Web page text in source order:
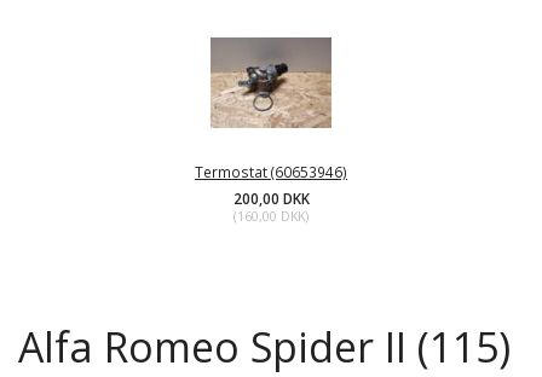
Termostat (60653946)
200,00 DKK
(160,00 DKK)
Alfa Romeo Spider II (115)